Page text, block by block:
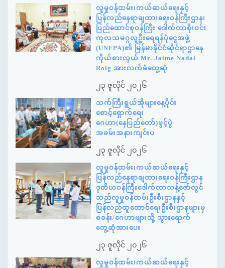
လူမှုဝန်ထမ်း၊ကယ်ဆယ်ရေးနှင့်
ပြန်လည်နေရာချထားရေးဝန်ကြီးဌာန၊
ပြည်ထောင်စုဝန်ကြီး ဒေါက်တာစိုးဝင်း
ကုလသမဂ္ဂလူဦးရေရန်ပုံငွေအဖွဲ့
(UNFPA)၏ မြန်မာနိုင်ငံဆိုင်ရာဌာနေ
ကိုယ်စားလှယ် Mr. Jaime Nadal
Roig အားလက်ခံတွေ့ဆုံ
၂၃ ဇူလိုင် ၂၀၂၆
သက်ကြီးရွယ်အိုများနေ့ပိုင်း
စောင့်ရှောက်ရေး
ဂေဟာ(နေပြည်တော်)ဖွင့်ပွဲ
အခမ်းအနားကျင်းပ
၂၃ ဇူလိုင် ၂၀၂၆
လူမှုဝန်ထမ်း၊ကယ်ဆယ်ရေးနှင့်
ပြန်လည်နေရာချထားရေးဝန်ကြီးဌာန
ဒုတိယဝန်ကြီးဒေါက်တာသန့်ဇော်လွင်
သည်လူမှုဝန်ထမ်းဦးစီးဌာနနှင့်
ပြန်လည်ထူထောင်ရေးဦးစီးဌာနများမှ
စခန်း/ဂေဟာများသို့ သွားရောက်
တွေ့ဆုံအားပေး
၂၃ ဇူလိုင် ၂၀၂၆
လူမှုဝန်ထမ်း၊ကယ်ဆယ်ရေးနှင့်